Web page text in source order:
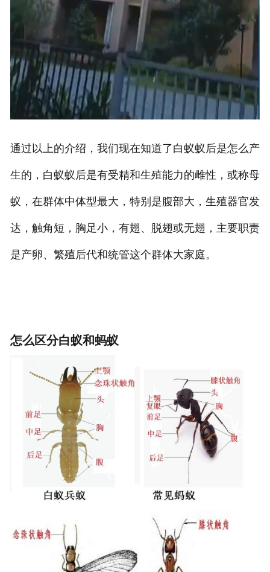
通过以上的介绍，我们现在知道了白蚁蚁后是怎么产
生的，白蚁蚁后是有受精和生殖能力的雌性，或称母
蚁，在群体中体型最大，特别是腹部大，生殖器官发
达，触角短，胸足小，有翅、脱翅或无翅，主要职责
是产卵、繁殖后代和统管这个群体大家庭。
怎么区分白蚁和蚂蚁